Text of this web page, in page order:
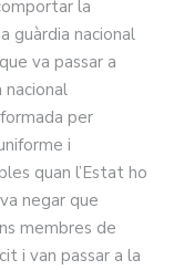
la
guàrdia nacional
va passar a
per
i
quan l’Estat ho
negar que
membres de
i van passar a la